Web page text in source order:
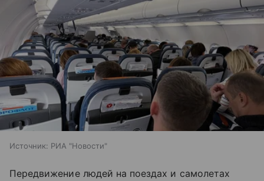
Источник: РИА "Новости"
Передвижение людей на поездах и самолетах